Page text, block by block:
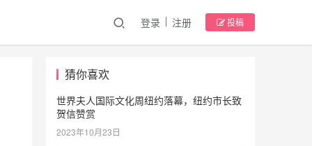
登录 注册 投稿
猜你喜欢
世界夫人国际文化周纽约落幕，纽约市长致
贺信赞赏
2023年10月23日